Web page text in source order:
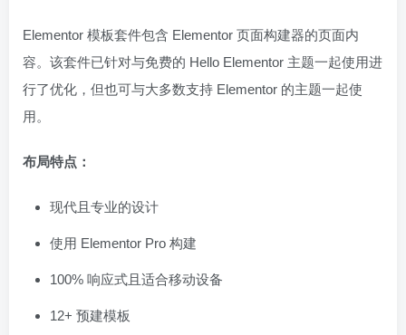
Elementor 模板套件包含 Elementor 页面构建器的页面内
容。该套件已针对与免费的 Hello Elementor 主题一起使用进
行了优化，但也可与大多数支持 Elementor 的主题一起使
用。
布局特点：
现代且专业的设计
使用 Elementor Pro 构建
100% 响应式且适合移动设备
12+ 预建模板